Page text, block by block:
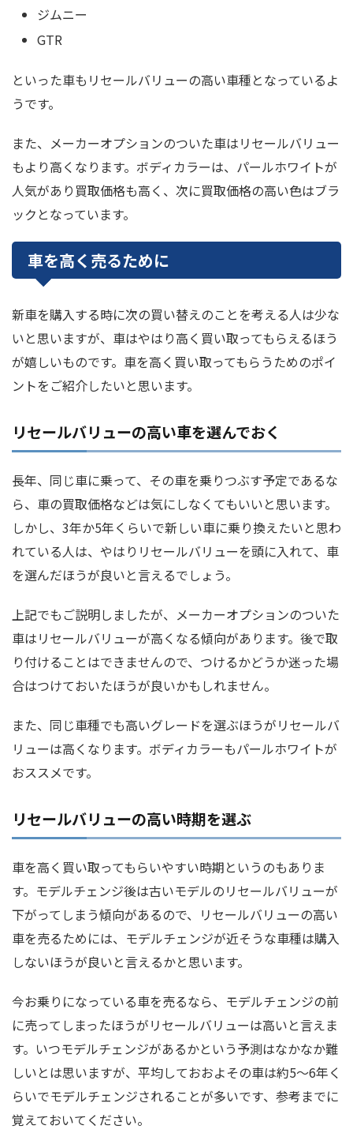
ジムニー
GTR
といった車もリセールバリューの高い車種となっているよ
うです。
また、メーカーオプションのついた車はリセールバリュー
もより高くなります。ボディカラーは、パールホワイトが
人気があり買取価格も高く、次に買取価格の高い色はブラ
ックとなっています。
車を高く売るために
新車を購入する時に次の買い替えのことを考える人は少な
いと思いますが、車はやはり高く買い取ってもらえるほう
が嬉しいものです。車を高く買い取ってもらうためのポイ
ントをご紹介したいと思います。
リセールバリューの高い車を選んでおく
長年、同じ車に乗って、その車を乗りつぶす予定であるな
ら、車の買取価格などは気にしなくてもいいと思います。
しかし、3年か5年くらいで新しい車に乗り換えたいと思わ
れている人は、やはりリセールバリューを頭に入れて、車
を選んだほうが良いと言えるでしょう。
上記でもご説明しましたが、メーカーオプションのついた
車はリセールバリューが高くなる傾向があります。後で取
り付けることはできませんので、つけるかどうか迷った場
合はつけておいたほうが良いかもしれません。
また、同じ車種でも高いグレードを選ぶほうがリセールバ
リューは高くなります。ボディカラーもパールホワイトが
おススメです。
リセールバリューの高い時期を選ぶ
車を高く買い取ってもらいやすい時期というのもありま
す。モデルチェンジ後は古いモデルのリセールバリューが
下がってしまう傾向があるので、リセールバリューの高い
車を売るためには、モデルチェンジが近そうな車種は購入
しないほうが良いと言えるかと思います。
今お乗りになっている車を売るなら、モデルチェンジの前
に売ってしまったほうがリセールバリューは高いと言えま
す。いつモデルチェンジがあるかという予測はなかなか難
しいとは思いますが、平均しておおよその車は約5～6年く
らいでモデルチェンジされることが多いです、参考までに
覚えておいてください。